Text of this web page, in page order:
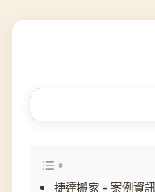
捷達搬家 – 案例資訊